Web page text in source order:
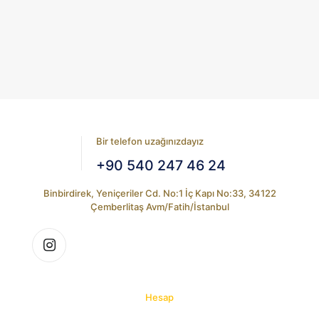
Bir telefon uzağınızdayız
+90 540 247 46 24
Binbirdirek, Yeniçeriler Cd. No:1 İç Kapı No:33, 34122
Çemberlitaş Avm/Fatih/İstanbul
Hesap